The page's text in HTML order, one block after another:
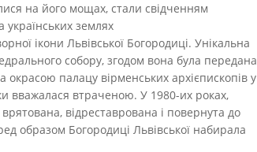
на його мощах, стали свідченням
землях
ікони Львівської Богородиці. Унікальна
собору, згодом вона була передана
окрасою палацу вірменських архієпископів у
вважалася втраченою. У 1980-их роках,
відреставрована і повернута до
образом Богородиці Львівської набирала